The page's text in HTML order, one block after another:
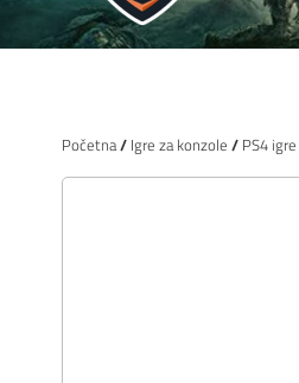
Početna/ Igre za konzole / PS4 igre